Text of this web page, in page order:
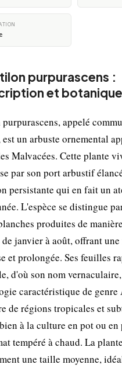
purpurascens :
et botanique
appelé
est un arbuste ornemental
Malvacées. Cette plante
par son port arbustif
persistante qui en fait un
L'espèce se distingue
produites de
janvier à août, offrant
et prolongée. Ses feuilles
d'où son nom
caractéristique de
de régions tropicales et
à la culture en pot ou
tempéré à chaud. La
une taille moyenne,